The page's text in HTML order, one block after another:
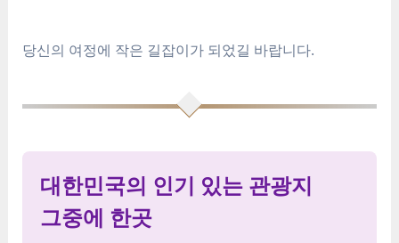
당신의 여정에 작은 길잡이가 되었길 바랍니다.
대한민국의 인기 있는 관광지
그중에 한곳